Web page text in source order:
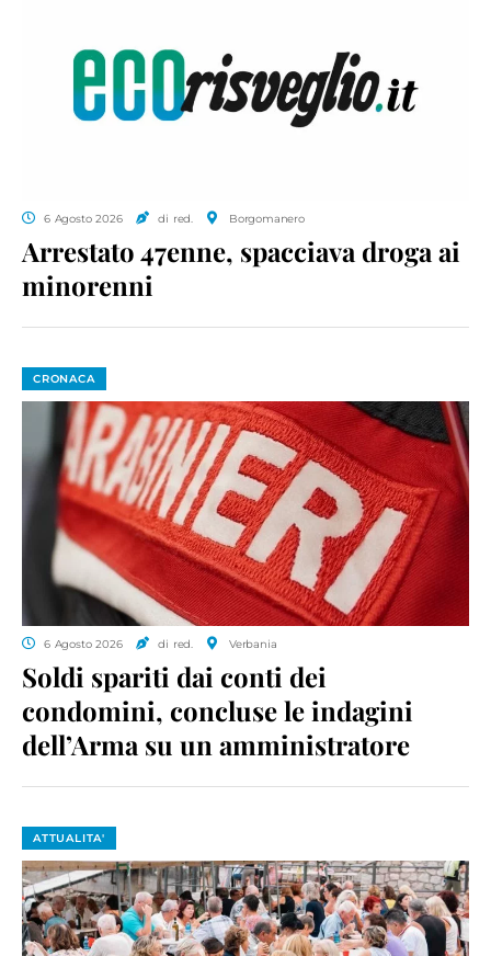
6 Agosto 2026 di red. Borgomanero
Arrestato 47enne, spacciava droga ai
minorenni
CRONACA
6 Agosto 2026 di red. Verbania
Soldi spariti dai conti dei
condomini, concluse le indagini
dell’Arma su un amministratore
ATTUALITA'